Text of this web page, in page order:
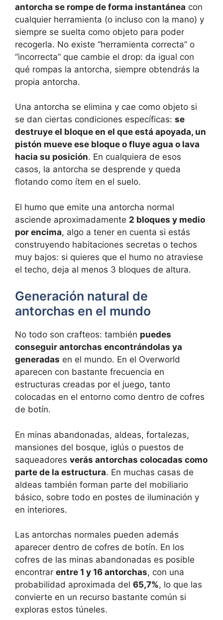
antorcha se rompe de forma instantánea con
cualquier herramienta (o incluso con la mano) y
siempre se suelta como objeto para poder
recogerla. No existe “herramienta correcta” o
“incorrecta” que cambie el drop: da igual con
qué rompas la antorcha, siempre obtendrás la
propia antorcha.
Una antorcha se elimina y cae como objeto si
se dan ciertas condiciones específicas: se
destruye el bloque en el que está apoyada, un
pistón mueve ese bloque o fluye agua o lava
hacia su posición. En cualquiera de esos
casos, la antorcha se desprende y queda
flotando como ítem en el suelo.
El humo que emite una antorcha normal
asciende aproximadamente 2 bloques y medio
por encima, algo a tener en cuenta si estás
construyendo habitaciones secretas o techos
muy bajos: si quieres que el humo no atraviese
el techo, deja al menos 3 bloques de altura.
Generación natural de
antorchas en el mundo
No todo son crafteos: también puedes
conseguir antorchas encontrándolas ya
generadas en el mundo. En el Overworld
aparecen con bastante frecuencia en
estructuras creadas por el juego, tanto
colocadas en el entorno como dentro de cofres
de botín.
En minas abandonadas, aldeas, fortalezas,
mansiones del bosque, iglús o puestos de
saqueadores verás antorchas colocadas como
parte de la estructura. En muchas casas de
aldeas también forman parte del mobiliario
básico, sobre todo en postes de iluminación y
en interiores.
Las antorchas normales pueden además
aparecer dentro de cofres de botín. En los
cofres de las minas abandonadas es posible
encontrar entre 1 y 16 antorchas, con una
probabilidad aproximada del 65,7%, lo que las
convierte en un recurso bastante común si
exploras estos túneles.